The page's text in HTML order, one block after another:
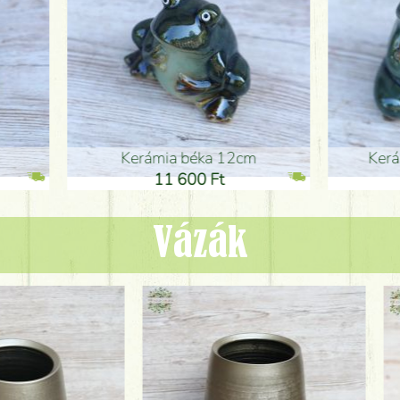
béka 12cm
600 Ft
Kerámia béka 12cm
11 600 Ft
Vázák